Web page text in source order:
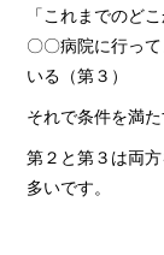
「これまでのど
〇〇病院に行っ
いる（第３）
それで条件を満た
第２と第３は両
多いです。